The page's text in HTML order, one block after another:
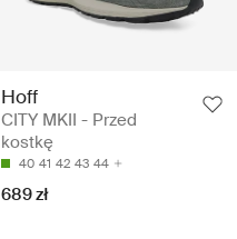
Hoff
CITY MKII - Przed
kostkę
40 41 42 43 44
689 zł